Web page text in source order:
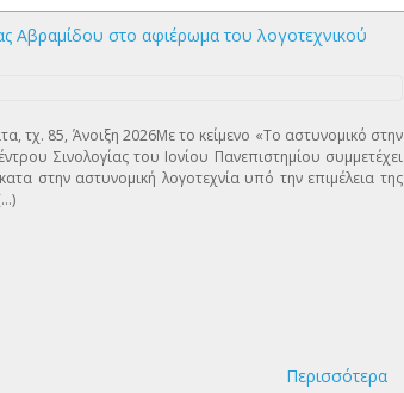
Αβραμίδου στο αφιέρωμα του λογοτεχνικού
85, Άνοιξη 2026Με το κείμενο «Το αστυνομικό στην
Σινολογίας του Ιονίου Πανεπιστημίου συμμετέχει
στην αστυνομική λογοτεχνία υπό την επιμέλεια της
Περισσότερα